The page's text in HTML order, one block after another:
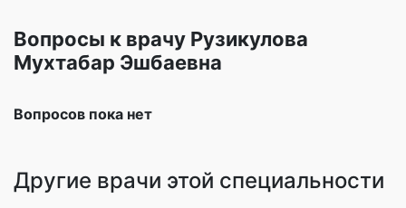
Вопросы к врачу Рузикулова
Мухтабар Эшбаевна
Вопросов пока нет
Другие врачи этой специальности